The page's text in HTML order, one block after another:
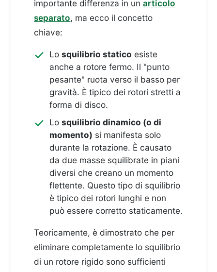
importante differenza in unarticolo
separato, ma ecco il concetto
chiave:
Losquilibrio statico esiste
anche a rotore fermo. Il "punto
pesante" ruota verso il basso per
gravità. È tipico dei rotori stretti a
forma di disco.
Losquilibrio dinamico (o di
momento) si manifesta solo
durante la rotazione. È causato
da due masse squilibrate in piani
diversi che creano un momento
flettente. Questo tipo di squilibrio
è tipico dei rotori lunghi e non
può essere corretto staticamente.
Teoricamente, è dimostrato che per
eliminare completamente lo squilibrio
di un rotore rigido sono sufficienti